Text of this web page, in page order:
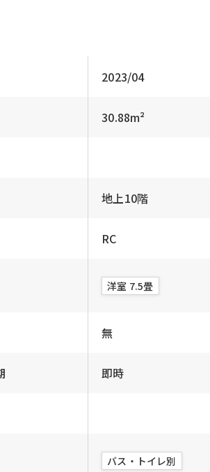
2023/04
30.88m²
地上10階
RC
洋室 7.5畳
無
即時
バス・トイレ別